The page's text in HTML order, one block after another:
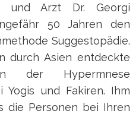
und Arzt Dr. Georgi
50 Jahren den
Suggestopädie.
durch Asien entdeckte
der Hypermnese
Yogis und Fakiren. Ihm
die Personen bei Ihren